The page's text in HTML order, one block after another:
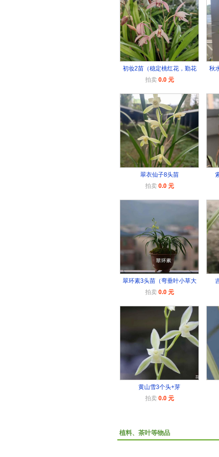
初妆2苗（稳定桃红花，勤花
拍卖 0.0 元
秋
翠衣仙子8头苗
拍卖 0.0 元
翠环素3头苗（弯垂叶小草大
拍卖 0.0 元
黄山雪3个头+芽
拍卖 0.0 元
植料、茶叶等物品